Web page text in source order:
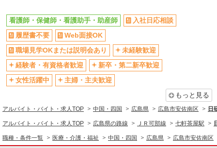
広島共立病院の病棟看護師
・基本給：209,800円〜 給与に含まれる一律手
当： ・処遇改善：10,000円 ・ベースアップ：
7,000円 ・夜勤手当：57,016円〜（専門卒想定）
└深夜4回・準夜4回の合計（割増分含む）
〒731-0121 広島県広島市安佐南区中須2丁目
20-20
キープ
アスケア訪問入浴 安佐南
看護師（訪問入浴）
月給258,000円〜274,000円（地域による） 別
途交通費支給（30000円上限/月） 別途残業手当
看護師・保健師・看護助手・助産師
入社日応相談
履歴書不要
Web面接OK
職場見学OKまたは説明会あり
未経験歓迎
経験者・有資格者歓迎
新卒・第二新卒歓迎
女性活躍中
主婦・主夫歓迎
もっと見る
アルバイト・バイト・求人TOP 中国・四国 広島県 広島市安佐南区 日
アルバイト・バイト・求人TOP 広島県の路線 ＪＲ可部線 七軒茶屋駅
職種・条件一覧 医療・介護・福祉 中国・四国 広島県 広島市安佐南区